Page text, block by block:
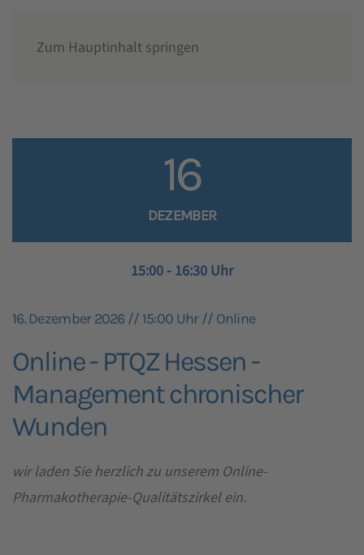
Zum Hauptinhalt springen
16
DEZEMBER
15:00 - 16:30 Uhr
16. Dezember 2026 // 15:00 Uhr // Online
Online - PTQZ Hessen -
Management chronischer
Wunden
wir laden Sie herzlich zu unserem Online-
Pharmakotherapie-Qualitätszirkel ein.